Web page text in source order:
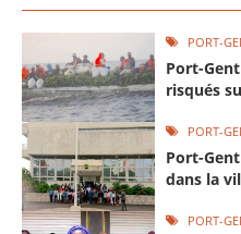
PORT-
Port-
risqués
PORT-
Port-
dans la
PORT-